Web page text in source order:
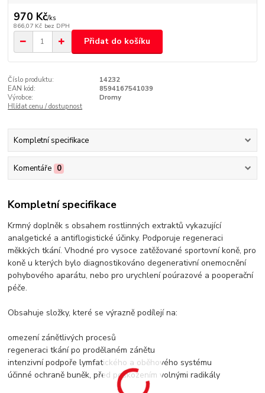
970 Kč/ks
866,07 Kč bez DPH
Přidat do košíku
Číslo produktu:
14232
EAN kód:
8594167541039
Výrobce:
Dromy
Hlídat cenu / dostupnost
Kompletní specifikace
Komentáře 0
Kompletní specifikace
Krmný doplněk s obsahem rostlinných extraktů vykazující
analgetické a antiflogistické účinky. Podporuje regeneraci
měkkých tkání. Vhodné pro vysoce zatěžované sportovní koně, pro
koně u kterých bylo diagnostikováno degenerativní onemocnění
pohybového aparátu, nebo pro urychlení poúrazové a pooperační
péče.
Obsahuje složky, které se výrazně podílejí na:
omezení zánětlivých procesů
regeneraci tkání po prodělaném zánětu
intenzivní podpoře lymfatického a oběhového systému
účinné ochraně buněk, před poškozením volnými radikály